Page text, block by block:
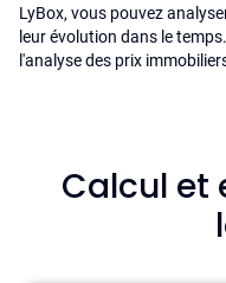
LyBox, vous pouvez
leur évolution dans le
l'analyse des prix
Calcul et